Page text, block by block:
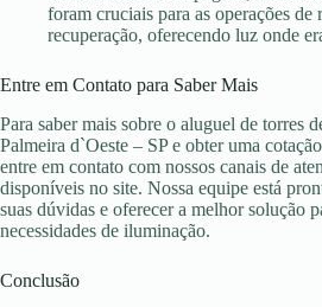
foram cruciais para as operações de
recuperação, oferecendo luz onde
Entre em Contato para Saber Mais
Para saber mais sobre o aluguel de torres
Palmeira d`Oeste – SP e obter uma
entre em contato com nossos canais de
disponíveis no site. Nossa equipe está
suas dúvidas e oferecer a melhor solução
necessidades de iluminação.
Conclusão